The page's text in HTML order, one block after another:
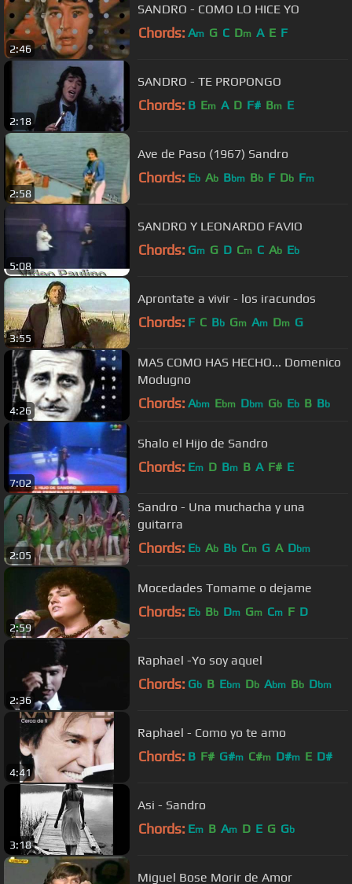
2:46
SANDRO - COMO LO HICE YO
Chords: Am G C Dm A E F
2:18
SANDRO - TE PROPONGO
Chords: B Em A D F# Bm E
2:58
Ave de Paso (1967) Sandro
Chords: Eb Ab Bbm Bb F Db Fm
5:08
SANDRO Y LEONARDO FAVIO
Chords: Gm G D Cm C Ab Eb
3:55
Aprontate a vivir - los iracundos
Chords: F C Bb Gm Am Dm G
4:26
MAS COMO HAS HECHO... Domenico
Modugno
Chords: Abm Ebm Dbm Gb Eb B Bb
7:02
Shalo el Hijo de Sandro
Chords: Em D Bm B A F# E
2:05
Sandro - Una muchacha y una
guitarra
Chords: Eb Ab Bb Cm G A Dbm
2:59
Mocedades Tomame o dejame
Chords: Eb Bb Dm Gm Cm F D
2:36
Raphael -Yo soy aquel
Chords: Gb B Ebm Db Abm Bb Dbm
4:41
Raphael - Como yo te amo
Chords: B F# G#m C#m D#m E D#
3:18
Asi - Sandro
Chords: Em B Am D E G Gb
Miguel Bose Morir de Amor